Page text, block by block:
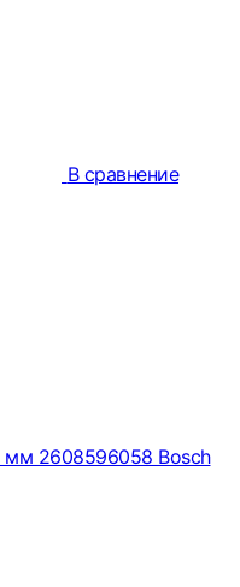
В сравнение
мм 2608596058 Bosch